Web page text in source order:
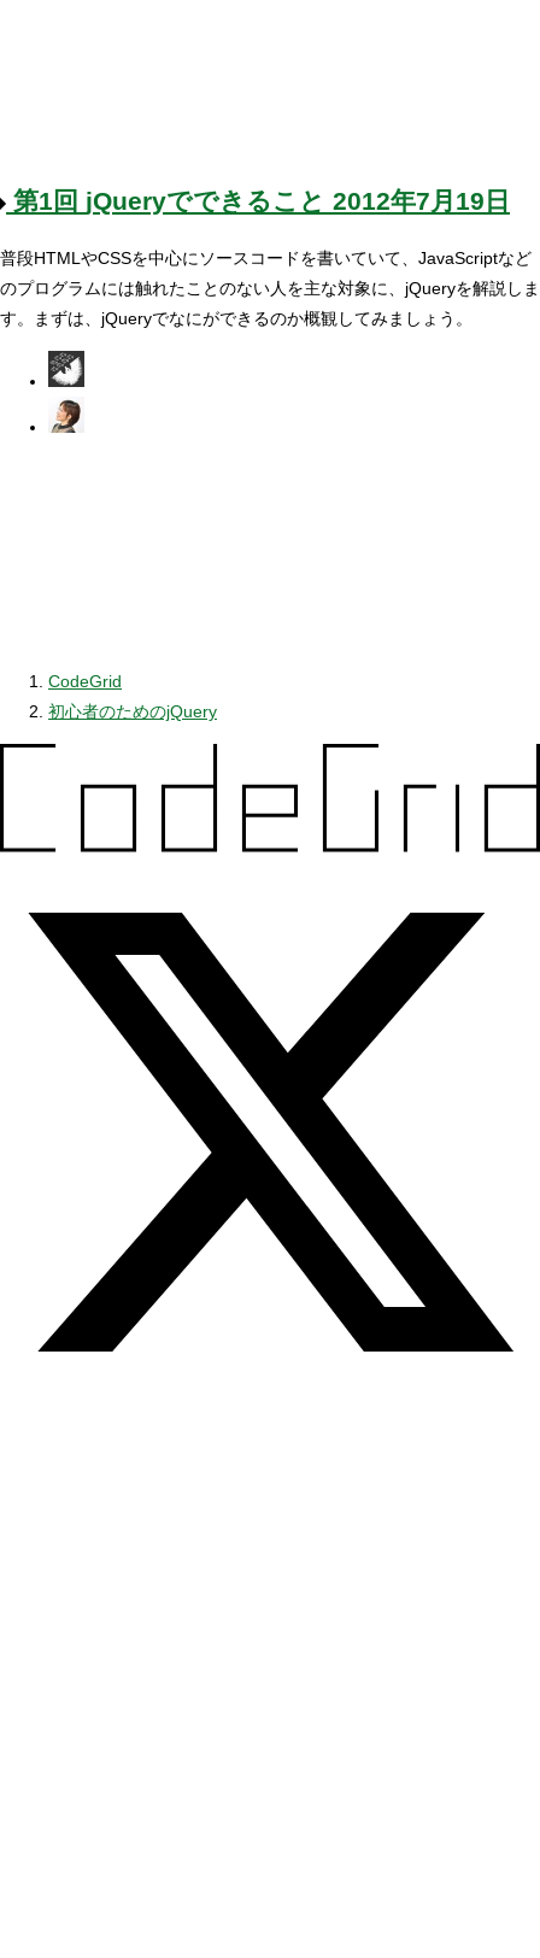
第1回 jQueryでできること 2012年7月19日
普段HTMLやCSSを中心にソースコードを書いていて、JavaScriptなど
のプログラムには触れたことのない人を主な対象に、jQueryを解説しま
す。まずは、jQueryでなにができるのか概観してみましょう。
CodeGrid
初心者のためのjQuery